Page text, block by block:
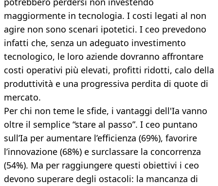
maggiormente in tecnologia. I costi legati al non
agire non sono scenari ipotetici. I ceo prevedono
infatti che, senza un adeguato investimento
tecnologico, le loro aziende dovranno affrontare
costi operativi più elevati, profitti ridotti, calo della
produttività e una progressiva perdita di quote di
mercato.
Per chi non teme le sfide, i vantaggi dell'Ia vanno
oltre il semplice “stare al passo”. I ceo puntano
sull’Ia per aumentare l’efficienza (69%), favorire
l’innovazione (68%) e surclassare la concorrenza
(54%). Ma per raggiungere questi obiettivi i ceo
devono superare degli ostacoli: la mancanza di